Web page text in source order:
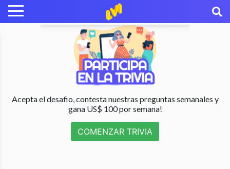
Acepta el desafio, contesta nuestras preguntas semanales y
gana US$ 100 por semana!